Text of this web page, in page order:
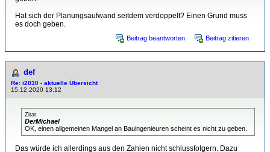
Hat sich der Planungsaufwand seitdem verdoppelt? Einen Grund muss
es doch geben.
Beitrag beantworten Beitrag zitieren
def
Re: i2030 - aktuelle Übersicht
15.12.2020 13:12
Zitat
DerMichael
OK, einen allgemeinen Mangel an Bauingenieuren scheint es nicht zu geben.
Das würde ich allerdings aus den Zahlen nicht schlussfolgern. Dazu